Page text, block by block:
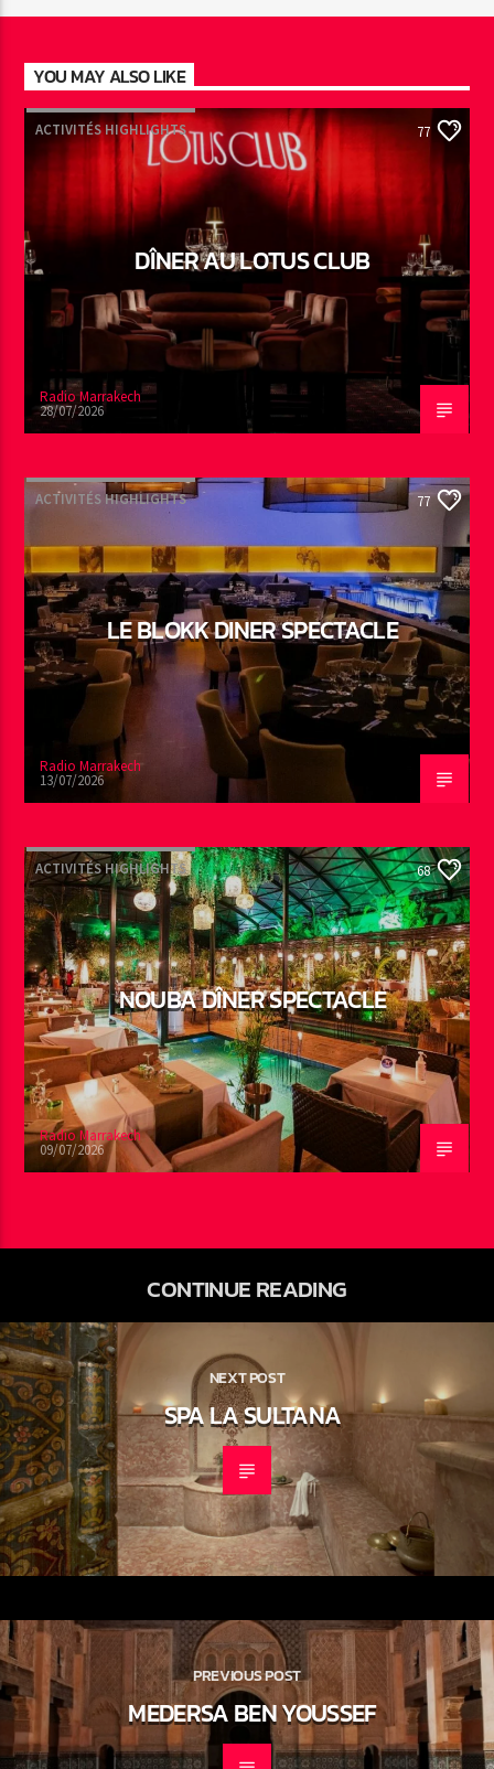
YOU MAY ALSO LIKE
ACTIVITÉS HIGHLIGHTS 77
DÎNER AU LOTUS CLUB
Radio Marrakech
28/07/2026
ACTIVITÉS HIGHLIGHTS 77
LE BLOKK DINER SPECTACLE
Radio Marrakech
13/07/2026
ACTIVITÉS HIGHLIGHTS 68
NOUBA DÎNER SPECTACLE
Radio Marrakech
09/07/2026
CONTINUE READING
NEXT POST
SPA LA SULTANA
PREVIOUS POST
MEDERSA BEN YOUSSEF